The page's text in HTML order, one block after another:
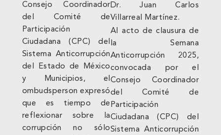
Consejo Coordinador
del Comité de
Participación
Ciudadana (CPC) del
Sistema Anticorrupción
del Estado de México
y Municipios, el
ombudsperson expresó
que es tiempo de
reflexionar sobre la
corrupción no sólo
Dr. Juan Carlos
Villarreal Martínez.
Al acto de clausura de
la Semana
Anticorrupción 2025,
convocada por el
Consejo Coordinador
del Comité de
Participación
Ciudadana (CPC) del
Sistema Anticorrupción